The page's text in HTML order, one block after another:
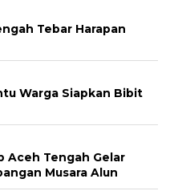
Tebar Harapan
Warga Siapkan Bibit
Aceh Tengah Gelar
Musara Alun